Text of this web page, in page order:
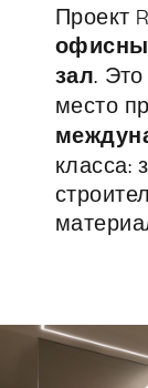
Проект
зал.
место
класса: